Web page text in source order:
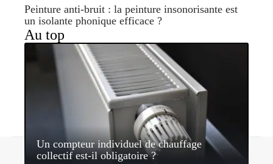
Peinture anti-bruit : la peinture insonorisante est
un isolante phonique efficace ?
Au top
Un compteur individuel de chauffage
collectif est-il obligatoire ?
Contact Mentions légales Sitemap